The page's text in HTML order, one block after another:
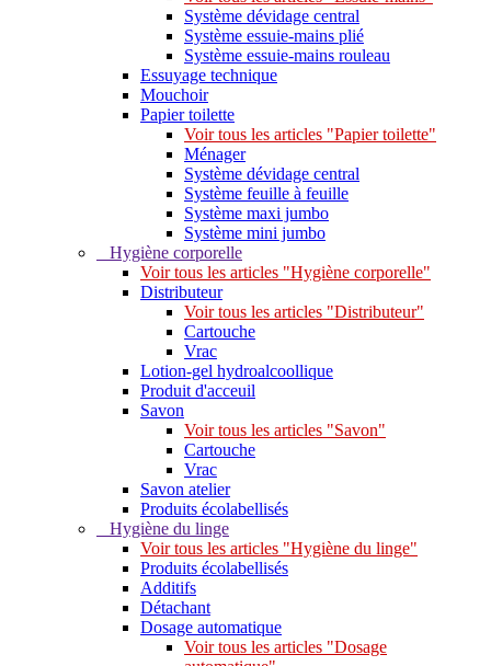
Système dévidage central
Système essuie-mains plié
Système essuie-mains rouleau
Essuyage technique
Mouchoir
Papier toilette
Voir tous les articles "Papier toilette"
Ménager
Système dévidage central
Système feuille à feuille
Système maxi jumbo
Système mini jumbo
Hygiène corporelle
Voir tous les articles "Hygiène corporelle"
Distributeur
Voir tous les articles "Distributeur"
Cartouche
Vrac
Lotion-gel hydroalcoollique
Produit d'acceuil
Savon
Voir tous les articles "Savon"
Cartouche
Vrac
Savon atelier
Produits écolabellisés
Hygiène du linge
Voir tous les articles "Hygiène du linge"
Produits écolabellisés
Additifs
Détachant
Dosage automatique
Voir tous les articles "Dosage